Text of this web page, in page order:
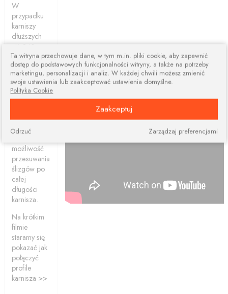
W
przypadku
karniszy
dłuższych
niż 240cm
karnisze są
łączone z
dwóch lub
więcej
elementów.
profile
ciągle dają
możliwość
przesuwania
ślizgów po
całej
długości
karnisza.
Na krótkim
filmie
staramy się
pokazać jak
połączyć
profile
karnisza >>
Ta witryna przechowuje dane, w tym m.in. pliki cookie, aby zapewnić
dostęp do podstawowych funkcjonalności witryny, a także na potrzeby
marketingu, personalizacji i analiz. W każdej chwili możesz zmienić
swoje ustawienia lub zaakceptować ustawienia domyślne.
Polityka Cookie
Zaakceptuj
Zarządzaj preferencjami
Odrzuć